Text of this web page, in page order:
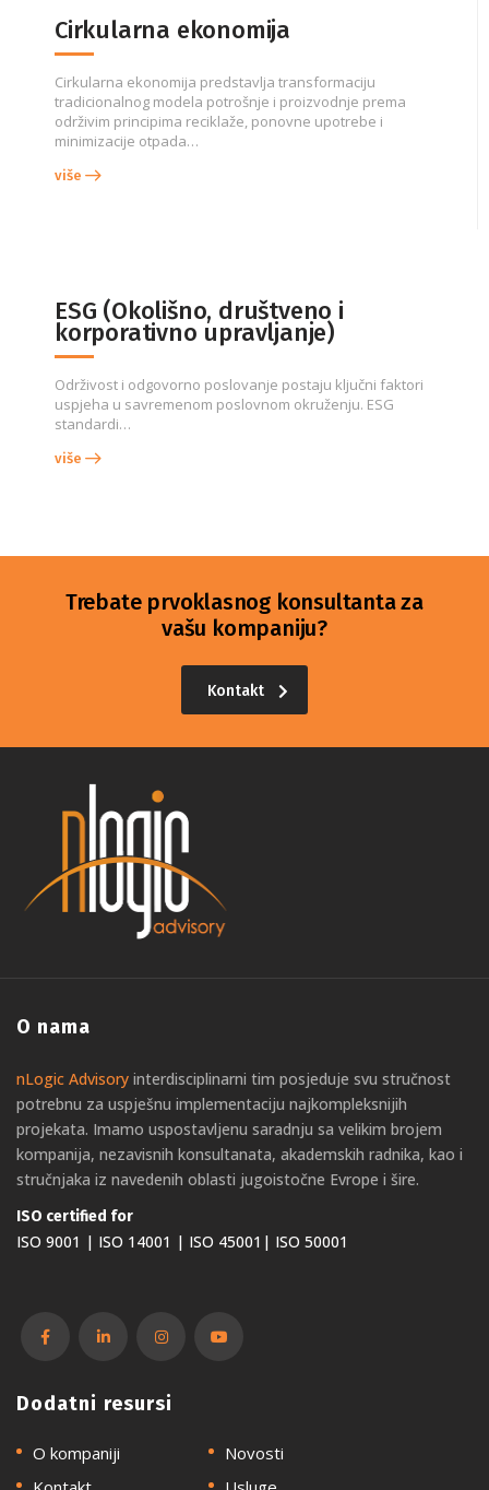
Cirkularna ekonomija
Cirkularna ekonomija predstavlja transformaciju
tradicionalnog modela potrošnje i proizvodnje prema
održivim principima reciklaže, ponovne upotrebe i
minimizacije otpada…
više
ESG (Okolišno, društveno i
korporativno upravljanje)
Održivost i odgovorno poslovanje postaju ključni faktori
uspjeha u savremenom poslovnom okruženju. ESG
standardi…
više
Trebate prvoklasnog konsultanta za
vašu kompaniju?
Kontakt
O nama
nLogic Advisory interdisciplinarni tim posjeduje svu stručnost
potrebnu za uspješnu implementaciju najkompleksnijih
projekata. Imamo uspostavljenu saradnju sa velikim brojem
kompanija, nezavisnih konsultanata, akademskih radnika, kao i
stručnjaka iz navedenih oblasti jugoistočne Evrope i šire.
ISO certified for
ISO 9001 | ISO 14001 | ISO 45001| ISO 50001
Dodatni resursi
O kompaniji
Novosti